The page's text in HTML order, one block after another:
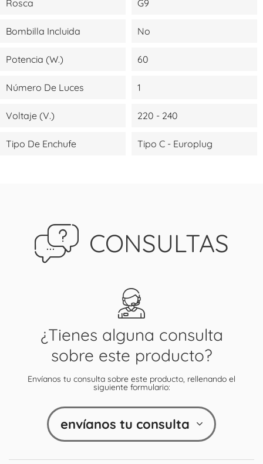
Rosca G9
Bombilla Incluida No
Potencia (W.) 60
Número De Luces 1
Voltaje (V.) 220 - 240
Tipo De Enchufe Tipo C - Europlug
CONSULTAS
¿Tienes alguna consulta
sobre este producto?
Envíanos tu consulta sobre este producto, rellenando el
siguiente formulario:
envíanos tu consulta